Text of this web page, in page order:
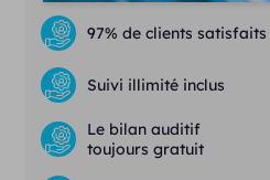
97% de clients satisfaits
Suivi illimité inclus
Le bilan auditif
toujours gratuit